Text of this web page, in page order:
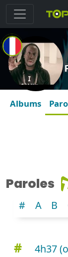
Albums
Paroles
# A B
#
4h37